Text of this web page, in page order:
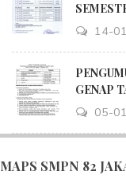
14-
GENAP
05-
MAPS SMPN 82